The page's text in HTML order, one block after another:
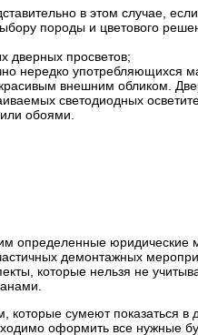
в этом случае,
породы и цветового
дверных просветов;
нередко употребляющихся
внешним обликом.
светодиодных
обоями.
определенные юридические
демонтажных
которые нельзя не
сумеют показаться
оформить все нужные